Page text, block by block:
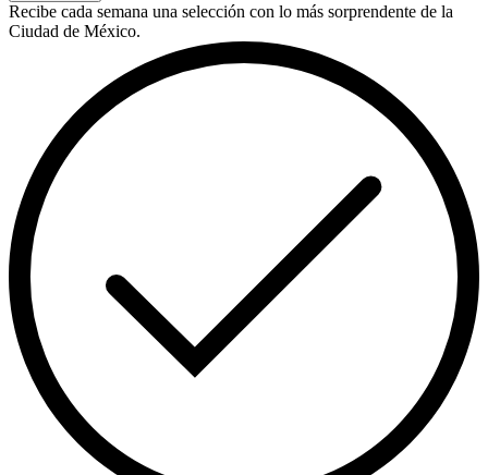
Recibe cada semana una selección con lo más sorprendente de la
Ciudad de México.